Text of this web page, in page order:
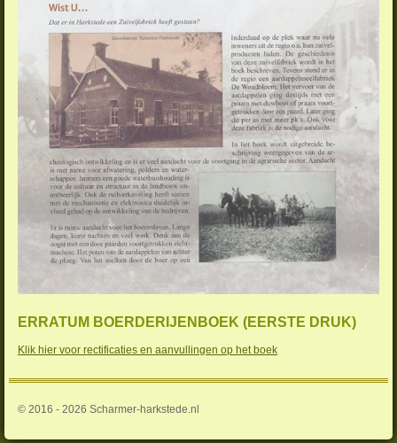
ERRATUM BOERDERIJENBOEK (EERSTE DRUK)
Klik hier voor rectificaties en aanvullingen op het boek
© 2016 - 2026 Scharmer-harkstede.nl